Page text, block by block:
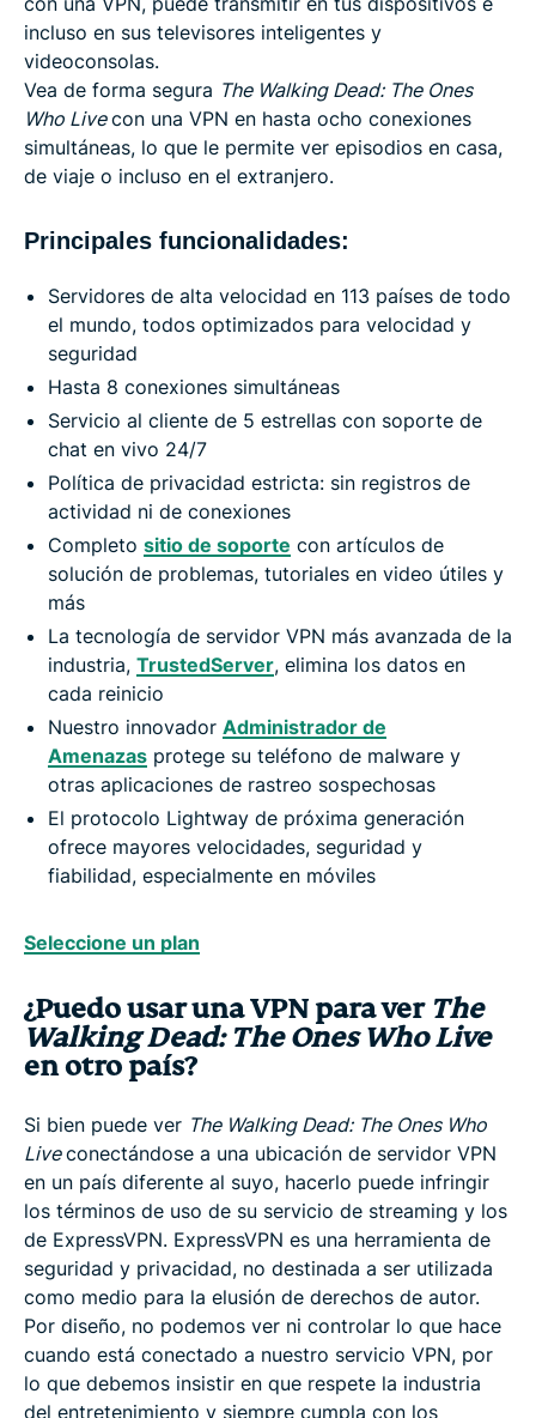
incluso en sus televisores inteligentes y
videoconsolas.
Vea de forma segura The Walking Dead: The Ones
Who Livecon una VPN en hasta ocho conexiones
simultáneas, lo que le permite ver episodios en casa,
de viaje o incluso en el extranjero.
Principales funcionalidades:
Servidores de alta velocidad en 113 países de todo
el mundo, todos optimizados para velocidad y
seguridad
Hasta 8 conexiones simultáneas
Servicio al cliente de 5 estrellas con soporte de
chat en vivo 24/7
Política de privacidad estricta: sin registros de
actividad ni de conexiones
Completo sitio de soporte con artículos de
solución de problemas, tutoriales en video útiles y
más
La tecnología de servidor VPN más avanzada de la
industria, TrustedServer, elimina los datos en
cada reinicio
Nuestro innovador Administrador de
Amenazas protege su teléfono de malware y
otras aplicaciones de rastreo sospechosas
El protocolo Lightway de próxima generación
ofrece mayores velocidades, seguridad y
fiabilidad, especialmente en móviles
Seleccione un plan
¿Puedo usar una VPN para ver The
Walking Dead: The Ones Who Live
en otro país?
Si bien puede ver The Walking Dead: The Ones Who
Liveconectándose a una ubicación de servidor VPN
en un país diferente al suyo, hacerlo puede infringir
los términos de uso de su servicio de streaming y los
de ExpressVPN. ExpressVPN es una herramienta de
seguridad y privacidad, no destinada a ser utilizada
como medio para la elusión de derechos de autor.
Por diseño, no podemos ver ni controlar lo que hace
cuando está conectado a nuestro servicio VPN, por
lo que debemos insistir en que respete la industria
del entretenimiento y siempre cumpla con los